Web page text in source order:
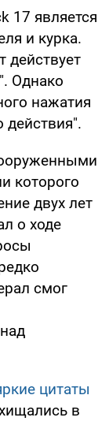
17 является
и курка.
действует
Однако
нажатия
действия".
которого
двух лет
о ходе
смог
цитаты
в